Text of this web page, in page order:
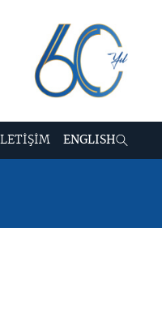
İLETİŞİM ENGLISH